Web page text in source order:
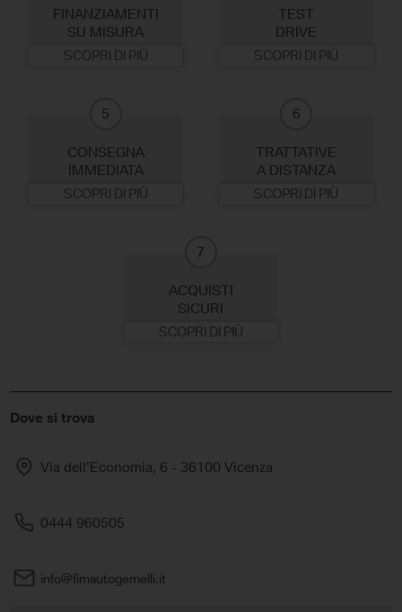
FINANZIAMENTI
SU MISURA
SCOPRI DI PIÙ
TEST
DRIVE
SCOPRI DI PIÙ
5
CONSEGNA
IMMEDIATA
SCOPRI DI PIÙ
6
TRATTATIVE
A DISTANZA
SCOPRI DI PIÙ
7
ACQUISTI
SICURI
SCOPRI DI PIÙ
Dove si trova
Via dell'Economia, 6 - 36100 Vicenza
0444 960505
info@fimautogemelli.it